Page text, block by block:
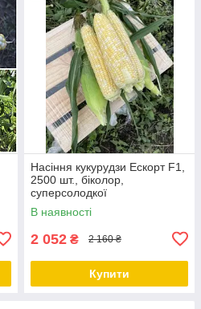
Насіння кукурудзи Ескорт F1,
2500 шт., біколор,
суперсолодкої
В наявності
2 052 ₴ 2 160 ₴
Купити